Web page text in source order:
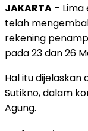
JAKARTA –
telah
rekening
pada 23 dan 26
Hal itu dijelaskan
Sutikno, dalam
Agung.